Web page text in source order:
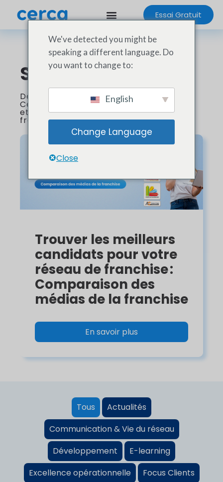
Essai Gratuit
Stay Tuned 📣
Découvrez les dernières innovations
Cerca
et les actualités du secteurs de la
franchise !
Trouver les meilleurs
candidats pour votre
réseau de franchise :
Comparaison des
médias de la franchise
En savoir plus
Tous
Actualités
Communication & Vie du réseau
Développement
E-learning
Excellence opérationnelle
Focus Clients
We've detected you might be
speaking a different language. Do
you want to change to:
English
Change Language
Close